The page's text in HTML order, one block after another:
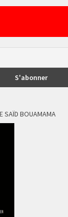
SAÏD BOUAMAMA